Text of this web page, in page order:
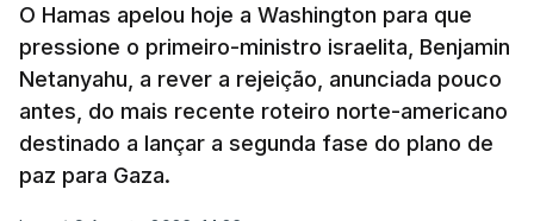
autorização formal de Israel para a entrada em
Gaza da Força Internacional de Estabilização, um
contingente multinacional proposto no âmbito do
Conselho da Paz promovido por Trump.
Meios de comunicação social israelitas
O Hamas apelou hoje a Washington para que
pressione o primeiro-ministro israelita, Benjamin
Netanyahu, a rever a rejeição, anunciada pouco
antes, do mais recente roteiro norte-americano
destinado a lançar a segunda fase do plano de
paz para Gaza.